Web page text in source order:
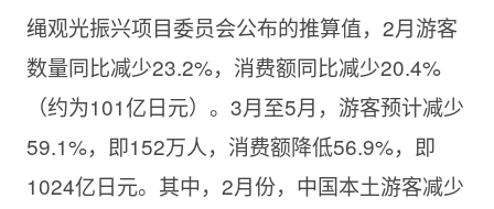
绳观光振兴项目委员会公布的推算值，2月游客
数量同比减少23.2%，消费额同比减少20.4%
（约为101亿日元）。3月至5月，游客预计减少
59.1%，即152万人，消费额降低56.9%，即
1024亿日元。其中，2月份，中国本土游客减少